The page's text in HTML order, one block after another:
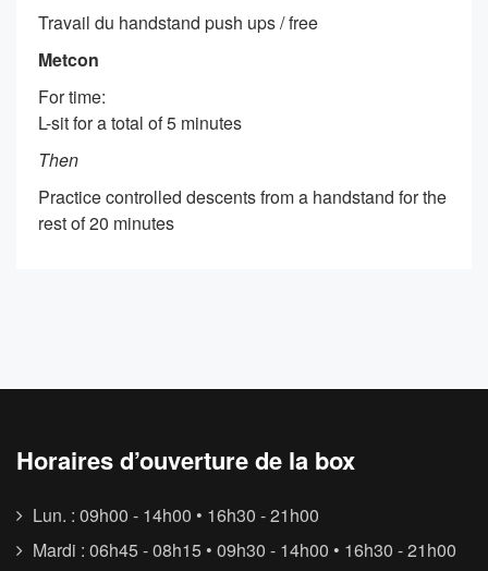
Travail du handstand push ups / free
Metcon
For time:
L-sit for a total of 5 minutes
Then
Practice controlled descents from a handstand for the
rest of 20 minutes
Horaires d’ouverture de la box
Lun. : 09h00 - 14h00 • 16h30 - 21h00
Mardi : 06h45 - 08h15 • 09h30 - 14h00 • 16h30 - 21h00